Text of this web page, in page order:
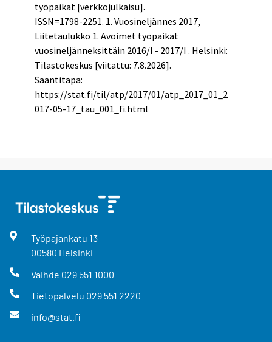
työpaikat [verkkojulkaisu].
ISSN=1798-2251. 1. Vuosineljännes 2017,
Liitetaulukko 1. Avoimet työpaikat
vuosineljänneksittäin 2016/I - 2017/I . Helsinki:
Tilastokeskus [viitattu: 7.8.2026].
Saantitapa:
https://stat.fi/til/atp/2017/01/atp_2017_01_2
017-05-17_tau_001_fi.html
Työpajankatu 13
00580 Helsinki
Vaihde 029 551 1000
Tietopalvelu 029 551 2220
info@stat.fi